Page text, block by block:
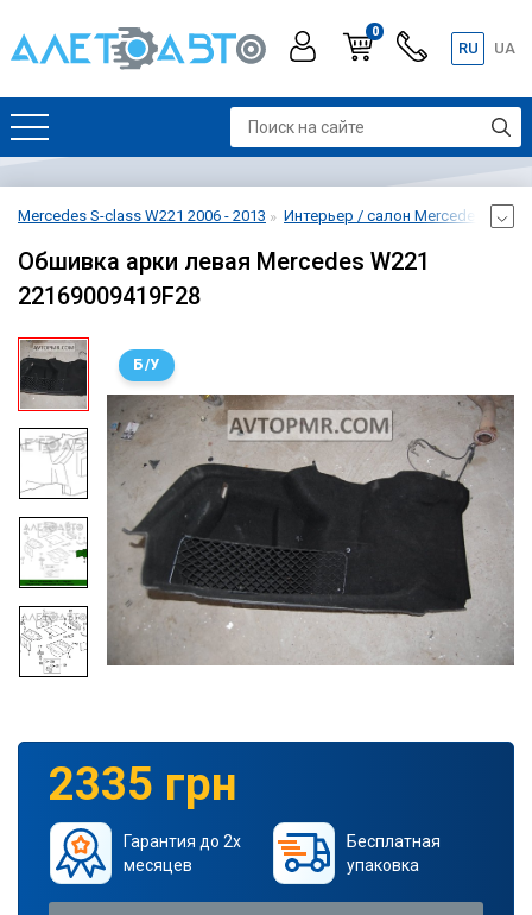
0
RU UA
Mercedes S-class W221 2006 - 2013 Интерьер / салон Mercedes S-
Обшивка арки левая Mercedes W221
22169009419F28
Б/У
2335 грн
Гарантия до 2х
месяцев
Бесплатная
упаковка